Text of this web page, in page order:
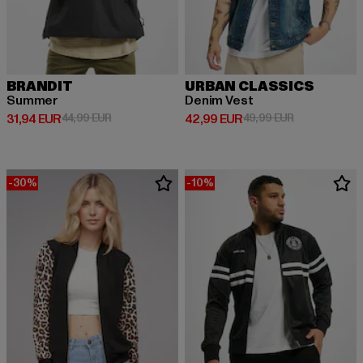
BRANDIT
Summer
31,94 EUR
Derzeitiger Preis: 31,94 EUR
44,99 EURAktionspreis: 44,99 EUR
URBAN CLASSICS
Denim Vest
42,99 EUR
Derzeitiger Preis: 42,99 EUR
49,99 EURAktionspreis:
-30% -10%